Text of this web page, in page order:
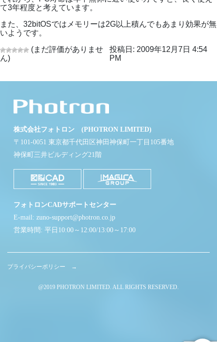
て3年程度と考えています。
また、32bitOSではメモリーは2G以上積んでもあまり効果が無
いようです。
(まだ評価がありませ
ん)
投稿日: 2009年12月7日 4:54
PM
株式会社フォトロン (PHOTRON LIMITED)
〒101-0051 東京都千代田区神田神保町一丁目105番地
神保町三井ビルディング21階
フォトロンCADサポートセンター
E-mail: zuno-support@photron.co.jp
営業時間: 平日10:00～12:00/13:00～17:00
プライバシーポリシー →
@2019 PHOTRON LIMITED. ALL RIGHTS RESERVED.